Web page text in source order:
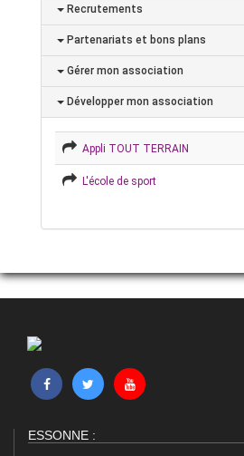
Recrutements
Partenariats et bons plans
Gérer mon association
Développer mon association
Appli TOUT TERRAIN
L'école de sport
ESSONNE :